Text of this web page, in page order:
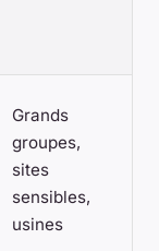
Grands
groupes,
sites
sensibles,
usines